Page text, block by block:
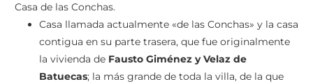
Casa de las Conchas.
Casa llamada actualmente «de las Conchas» y la casa
contigua en su parte trasera, que fue originalmente
la vivienda de Fausto Giménez y Velaz de
Batuecas; la más grande de toda la villa, de la que